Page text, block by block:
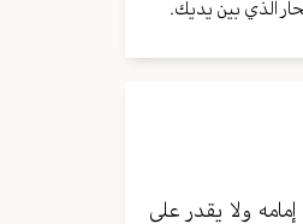
الذي بين يديك.
ولا يقدر على